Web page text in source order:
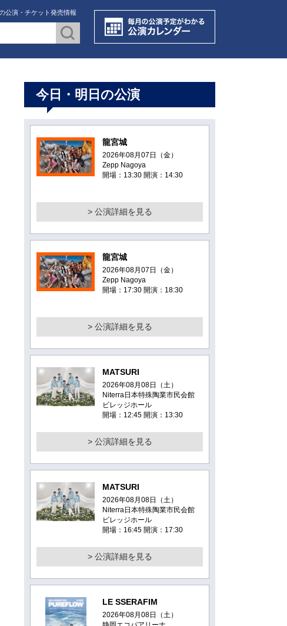
公演・チケット発売情報
今日・明日の公演
龍宮城
2026年08月07日（金）
Zepp Nagoya
開場：13:30 開演：14:30
> 公演詳細を見る
龍宮城
2026年08月07日（金）
Zepp Nagoya
開場：17:30 開演：18:30
> 公演詳細を見る
MATSURI
2026年08月08日（土）
Niterra日本特殊陶業市民会館
ビレッジホール
開場：12:45 開演：13:30
> 公演詳細を見る
MATSURI
2026年08月08日（土）
Niterra日本特殊陶業市民会館
ビレッジホール
開場：16:45 開演：17:30
> 公演詳細を見る
LE SSERAFIM
2026年08月08日（土）